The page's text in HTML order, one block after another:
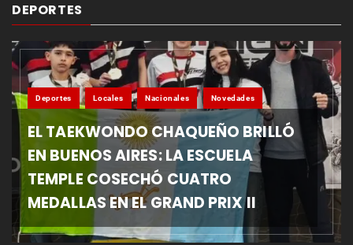
DEPORTES
Deportes Locales Nacionales Novedades
EL TAEKWONDO CHAQUEÑO BRILLÓ
EN BUENOS AIRES: LA ESCUELA
TEMPLE COSECHÓ CUATRO
MEDALLAS EN EL GRAND PRIX II